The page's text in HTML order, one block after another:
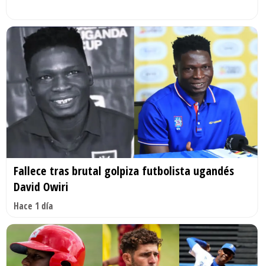
Fallece tras brutal golpiza futbolista ugandés
David Owiri
Hace 1 día